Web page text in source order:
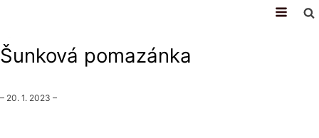
Šunková pomazánka
– 20. 1. 2023 –